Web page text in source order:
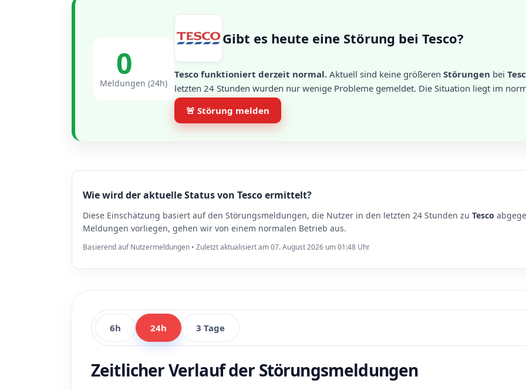
0
Meldungen (24h)
Gibt es heute eine Störung bei Tesco?
Tesco funktioniert derzeit normal. Aktuell sind keine größeren Störungen bei
letzten 24 Stunden wurden nur wenige Probleme gemeldet. Die Situation liegt im
🚨 Störung melden
Wie wird der aktuelle Status von Tesco ermittelt?
Diese Einschätzung basiert auf den Störungsmeldungen, die Nutzer in den letzten 24 Stunden zu Tesco
Meldungen vorliegen, gehen wir von einem normalen Betrieb aus.
Basierend auf Nutzermeldungen • Zuletzt aktualisiert am 07. August 2026 um 01:48 Uhr
6h 24h 3 Tage
Zeitlicher Verlauf der Störungsmeldungen